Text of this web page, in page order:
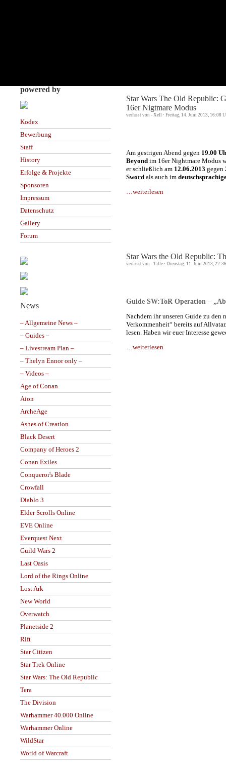
powered by
Kodex
Bewerbung
Staff
History
Erfolge & Projekte
Sponsoren
Impressum
Datenschutz
Gallery
Forum
News
– Allgemeine News –
– Guides –
– Livestream Plan –
– Thelyn Ennor only –
– Videos –
Age of Conan
Aion
ArcheAge
Ashes of Creation
Black Desert
Company of Heroes 2
Conan Exiles
Conqueror's Blade
Crowfall
Diablo 3
Elder Scrolls Online
EVE Online
Everquest Next
Guild Wars 2
Last Oasis
Lord of the Rings Online
Lost Ark
New World
Overwatch
Planetside 2
Rift
Star Citizen
Star Trek Online
Star Wars: The Old Republic
Tera
The Division
Warhammer 40.000 Online
Warhammer Online
WildStar
World of Warcraft
Star Wars The Old Republic:
16er Nigtmare Modus
verfasst von - Xell · Freitag, 14. Juni 2013, 16:08
Am gestrigen Abend gegen 19.00
Beyond im 16er Nightmare Modus
er schließlich am 12.06.2013 gegen
Sword als auch im
…weiterlesen
Star Wars the Old Republic:
verfasst von - Tille · Dienstag, 11. Juni 2013,
Guide SW:ToR Operation –
Nachdem ihr unseren Guide zu
Verkommenheit“ bereits auf
lesen. Haben wir euer Interesse
…weiterlesen